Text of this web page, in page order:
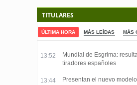
TITULARES
ÚLTIMA HORA MÁS LEÍDAS MÁS
13:52
Mundial de Esgrima:
tiradores españoles
13:44
Presentan el nuevo